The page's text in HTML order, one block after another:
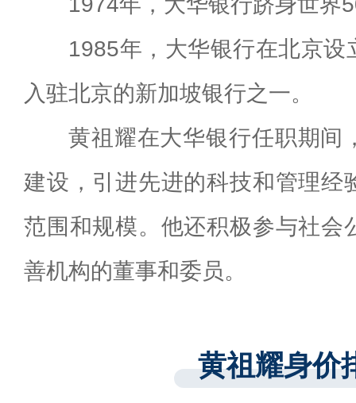
1985年，大华银行在北京设
入驻北京的新加坡银行之一。
黄祖耀在大华银行任职期间
建设，引进先进的科技和管理经
范围和规模。他还积极参与社会
善机构的董事和委员。
黄祖耀身价